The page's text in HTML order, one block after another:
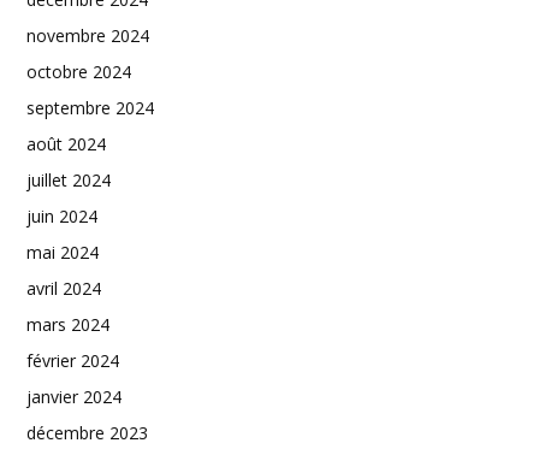
novembre 2024
octobre 2024
septembre 2024
août 2024
juillet 2024
juin 2024
mai 2024
avril 2024
mars 2024
février 2024
janvier 2024
décembre 2023